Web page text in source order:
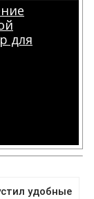
для